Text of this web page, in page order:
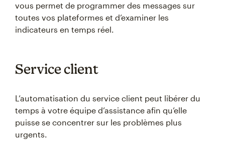
vous permet de programmer des messages sur
toutes vos plateformes et d’examiner les
indicateurs en temps réel.
Service client
L’automatisation du service client peut libérer du
temps à votre équipe d’assistance afin qu’elle
puisse se concentrer sur les problèmes plus
urgents.